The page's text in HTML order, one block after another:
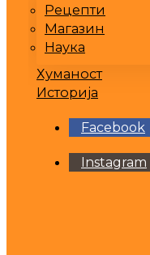
Рецепти
Магазин
Наука
Хуманост
Историја
Facebook
Instagram